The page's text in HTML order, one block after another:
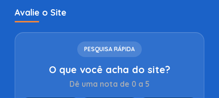
Avalie o Site
PESQUISA RÁPIDA
O que você acha do site?
Dê uma nota de 0 a 5